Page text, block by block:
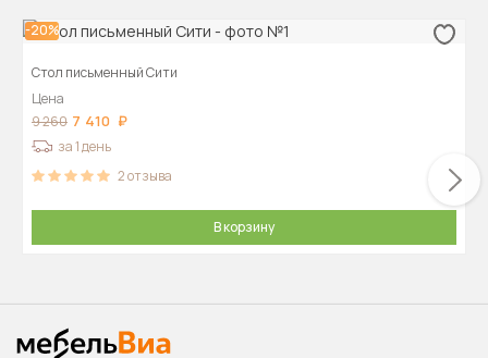
-20%
Стол письменный Сити
Цена
9 260 7 410
за 1 день
2отзыва
В корзину